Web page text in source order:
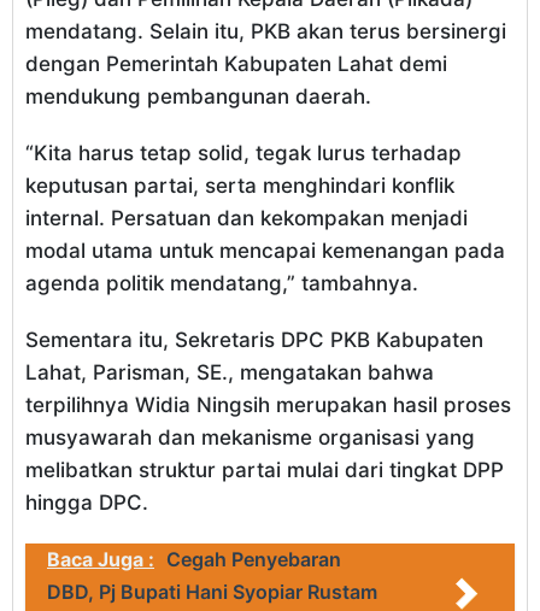
mendatang. Selain itu, PKB akan terus bersinergi
dengan Pemerintah Kabupaten Lahat demi
mendukung pembangunan daerah.
“Kita harus tetap solid, tegak lurus terhadap
keputusan partai, serta menghindari konflik
internal. Persatuan dan kekompakan menjadi
modal utama untuk mencapai kemenangan pada
agenda politik mendatang,” tambahnya.
Sementara itu, Sekretaris DPC PKB Kabupaten
Lahat, Parisman, SE., mengatakan bahwa
terpilihnya Widia Ningsih merupakan hasil proses
musyawarah dan mekanisme organisasi yang
melibatkan struktur partai mulai dari tingkat DPP
hingga DPC.
Baca Juga : Cegah Penyebaran
DBD, Pj Bupati Hani Syopiar Rustam